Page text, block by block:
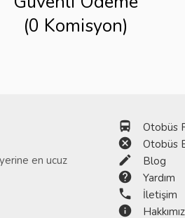
(0 Komisyon)
en ucuz
directions_bus Otobüs
cancel Otobüs
edit Blog
help Yardım
phone İletişim
info